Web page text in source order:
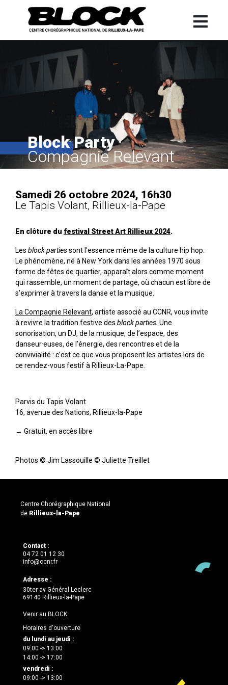
Block Party
Compagnie Relevant
Samedi 26 octobre 2024, 16h30
Le Tapis Volant, Rillieux-la-Pape
En clôture du festival Street Art Rillieux 2024.
Les block partiessont l’essence même de la culture hip hop.
Le phénomène, né à New York dans les années 1970 sous
forme de fêtes de quartier, apparaît alors comme moment
qui rassemble, un moment de partage, où chacun est libre de
s’exprimer à travers la danse et la musique.
La Compagnie Relevant, artiste associé au CCNR, vous invite
à revivre la tradition festive des block parties . Une
sonorisation, un DJ, de la musique, de l’espace, des
danseur·euses, de l’énergie, des rencontres et de la
convivialité : c’est ce que vous proposent les artistes lors de
ce rendez-vous festif à Rillieux-La-Pape.
Parvis du Tapis Volant
16, avenue des Nations, Rillieux-la-Pape
→ Gratuit, en accès libre
Photos © Jim Lassouille © Juliette Treillet
Centre Chorégraphique National
de Rillieux-la-Pape
Contact :
04 72 01 12 30
info@ccnr.fr
Adresse :
30ter av Général Leclerc
69140 Rillieux-la-Pape
Venir au BLOCK
Horaires d'ouverture
du lundi au jeudi :
09:00 -> 13:00
14:00 -> 17:00
vendredi :
09:00 -> 13:00